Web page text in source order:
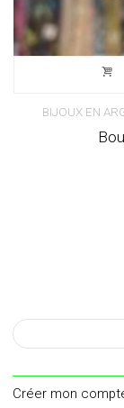
BIJOUX EN
Créer mon